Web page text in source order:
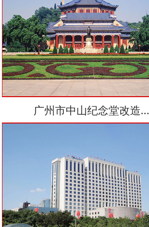
广州市中山纪念堂改造...